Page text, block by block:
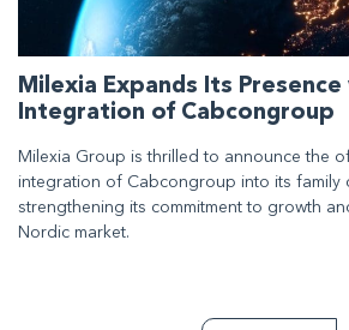
Milexia Expands Its
Integration of Cabcongroup
Milexia Group is thrilled to announce the
integration of Cabcongroup into its family
strengthening its commitment to growth
Nordic market.